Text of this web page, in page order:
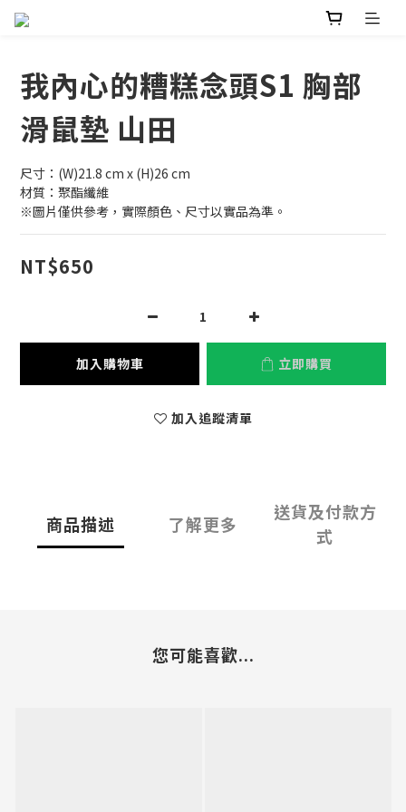
我內心的糟糕念頭S1 胸部
滑鼠墊 山田
尺寸：(W)21.8 cm x (H)26 cm
材質：聚酯纖維
※圖片僅供參考，實際顏色、尺寸以實品為準。
NT$650
加入購物車 立即購買
加入追蹤清單
商品描述 了解更多
送貨及付款方
式
您可能喜歡...